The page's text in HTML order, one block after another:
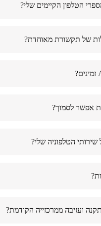
הטלפון הקיימים שלי?
של תקשורת מאוחדת?
אפשר לסמוך?
הטלפוניה שלי?
ועזיבה ממרכזייה הקודמת?